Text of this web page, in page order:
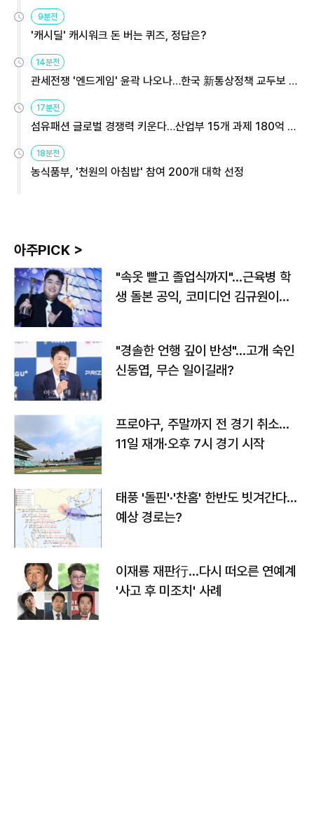
9분전
'캐시딜' 캐시워크 돈 버는 퀴즈, 정답은?
14분전
관세전쟁 '엔드게임' 윤곽 나오나…한국 新통상정책 교두보 활
용해야
17분전
섬유패션 글로벌 경쟁력 키운다…산업부 15개 과제 180억 지
원
18분전
농식품부, '천원의 아침밥' 참여 200개 대학 선정
아주PICK >
"속옷 빨고 졸업식까지"…근육병 학
생 돌본 공익, 코미디언 김규원이었
"경솔한 언행 깊이 반성"…고개 숙인
신동엽, 무슨 일이길래?
프로야구, 주말까지 전 경기 취소…
11일 재개·오후 7시 경기 시작
태풍 '돌핀'·'찬홈' 한반도 빗겨간다…
예상 경로는?
이재룡 재판行…다시 떠오른 연예계
'사고 후 미조치' 사례